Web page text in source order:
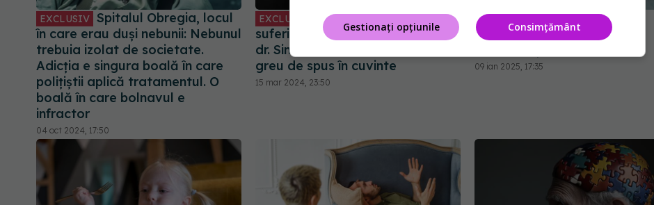
EXCLUSIV Spitalul Obregia, locul
în care erau duși nebunii: Nebunul
trebuia izolat de societate.
Adicția e singura boală în care
polițiștii aplică tratamentul. O
boală în care bolnavul e
infractor
04 oct 2024, 17:50
EXCLUSIV
Boala de care putem
suferi mulți dintre noi. Conf. univ.
dr. Simona Trifu: Nu sună bine. E
greu de spus în cuvinte
15 mar 2024, 23:50
Fumatul: obiceiul care te
controlează. Cum să învingi
09 ian 2025, 17:35
Consimțământ
Gestionați opțiunile